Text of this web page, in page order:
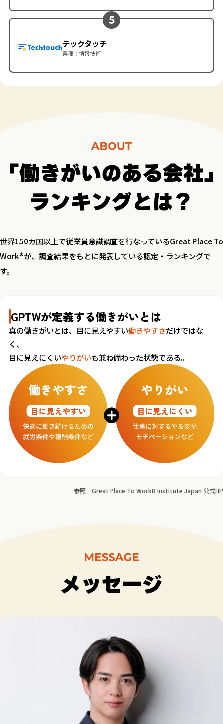
5
テックタッチ
業種：情報技術
世界150カ国以上で従業員意識調査を行なっているGreat Place To
Work®が、調査結果をもとに発表している認定・ランキングで
す。
GPTWが定義する働きがいとは
真の働きがいとは、目に見えやすい働きやすさだけではな
く、
目に見えにくいやりがいも兼ね備わった状態である。
参照｜Great Place To WorkB Institute Japan 公式HP